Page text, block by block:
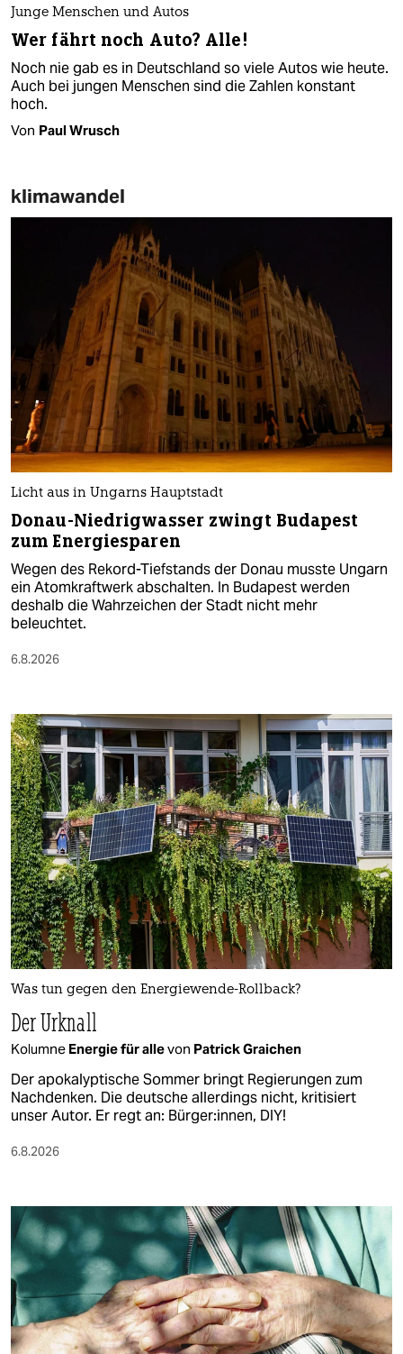
Junge Menschen und Autos
Wer fährt noch Auto? Alle!
Noch nie gab es in Deutschland so viele Autos wie heute.
Auch bei jungen Menschen sind die Zahlen konstant
hoch.
Von Paul Wrusch
klimawandel
Licht aus in Ungarns Hauptstadt
Donau-Niedrigwasser zwingt Budapest
zum Energiesparen
Wegen des Rekord-Tiefstands der Donau musste Ungarn
ein Atomkraftwerk abschalten. In Budapest werden
deshalb die Wahrzeichen der Stadt nicht mehr
beleuchtet.
6.8.2026
Was tun gegen den Energiewende-Rollback?
Der Urknall
Kolumne Energie für allevon Patrick Graichen
Der apokalyptische Sommer bringt Regierungen zum
Nachdenken. Die deutsche allerdings nicht, kritisiert
unser Autor. Er regt an: Bürger:innen, DIY!
6.8.2026